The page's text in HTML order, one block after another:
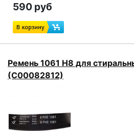
590 руб
Ремень 1061 H8 для
(C00082812)